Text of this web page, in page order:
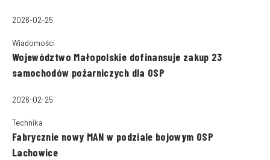
2026-02-25
Wiadomości
Województwo Małopolskie dofinansuje zakup 23
samochodów pożarniczych dla OSP
2026-02-25
Technika
Fabrycznie nowy MAN w podziale bojowym OSP
Lachowice